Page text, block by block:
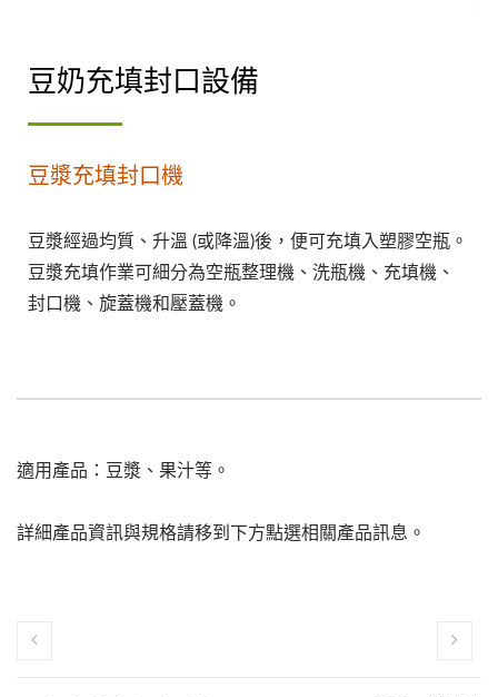
豆奶充填封口設備
豆漿充填封口機
豆漿經過均質、升溫 (或降溫)後，便可充填入塑膠空瓶。
豆漿充填作業可細分為空瓶整理機、洗瓶機、充填機、
封口機、旋蓋機和壓蓋機。
適用產品：豆漿、果汁等。
詳細產品資訊與規格請移到下方點選相關產品訊息。